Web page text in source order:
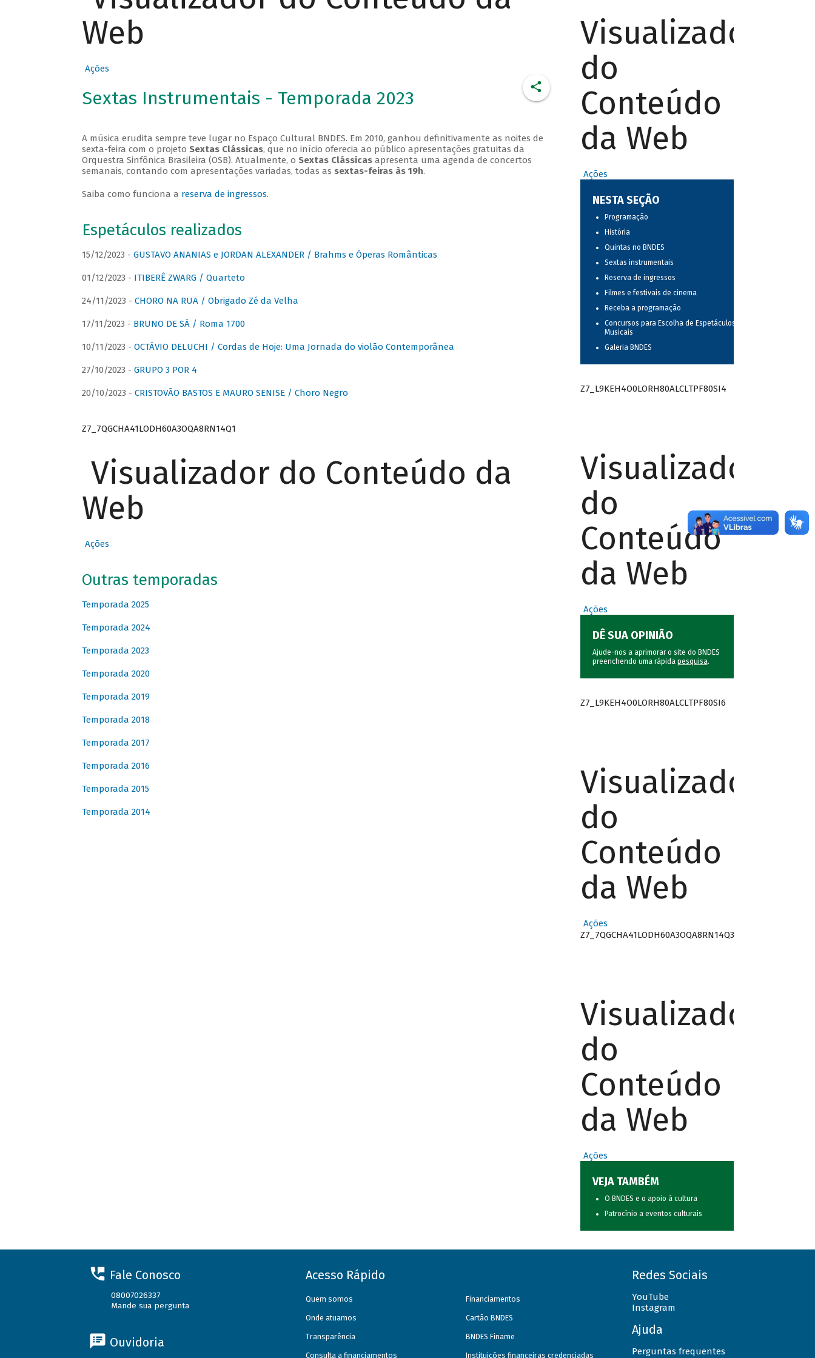
Web
Ações
Sextas Instrumentais - Temporada 2023
A música erudita sempre teve lugar no Espaço Cultural BNDES. Em 2010, ganhou definitivamente as noites de
sexta-feira com o projeto Sextas Clássicas, que no início oferecia ao público apresentações gratuitas da
Orquestra Sinfônica Brasileira (OSB). Atualmente, o Sextas Clássicasapresenta uma agenda de concertos
semanais, contando com apresentações variadas, todas as sextas-feiras às 19h.
Saiba como funciona a reserva de ingressos.
Espetáculos realizados
15/12/2023 - GUSTAVO ANANIAS e JORDAN ALEXANDER / Brahms e Óperas Românticas
01/12/2023 - ITIBERÊ ZWARG / Quarteto
24/11/2023 - CHORO NA RUA / Obrigado Zé da Velha
17/11/2023 - BRUNO DE SÁ / Roma 1700
10/11/2023 - OCTÁVIO DELUCHI / Cordas de Hoje: Uma Jornada do violão Contemporânea
27/10/2023 - GRUPO 3 POR 4
20/10/2023 - CRISTOVÃO BASTOS E MAURO SENISE / Choro Negro
Z7_7QGCHA41LODH60A3OQA8RN14Q1
Visualizador do Conteúdo da
Web
Ações
Outras temporadas
Temporada 2025
Temporada 2024
Temporada 2023
Temporada 2020
Temporada 2019
Temporada 2018
Temporada 2017
Temporada 2016
Temporada 2015
Temporada 2014
Visualizador
do
Conteúdo
da Web
Ações
NESTA SEÇÃO
Programação
História
Quintas no BNDES
Sextas instrumentais
Reserva de ingressos
Filmes e festivais de cinema
Receba a programação
Concursos para Escolha de Espetáculos
Musicais
Galeria BNDES
Z7_L9KEH4O0LORH80ALCLTPF80SI4
Visualizador
do
Conteúdo
da Web
Ações
DÊ SUA OPINIÃO
Ajude-nos a aprimorar o site do BNDES
preenchendo uma rápida pesquisa.
Z7_L9KEH4O0LORH80ALCLTPF80SI6
Visualizador
do
Conteúdo
da Web
Ações
Z7_7QGCHA41LODH60A3OQA8RN14Q3
Visualizador
do
Conteúdo
da Web
Ações
VEJA TAMBÉM
O BNDES e o apoio à cultura
Patrocínio a eventos culturais
Fale Conosco
08007026337
Mande sua pergunta
Ouvidoria
Acesso Rápido
Quem somos
Onde atuamos
Transparência
Consulta a financiamentos
Financiamentos
Cartão BNDES
BNDES Finame
Instituições financeiras credenciadas
Redes Sociais
YouTube
Instagram
Ajuda
Perguntas frequentes